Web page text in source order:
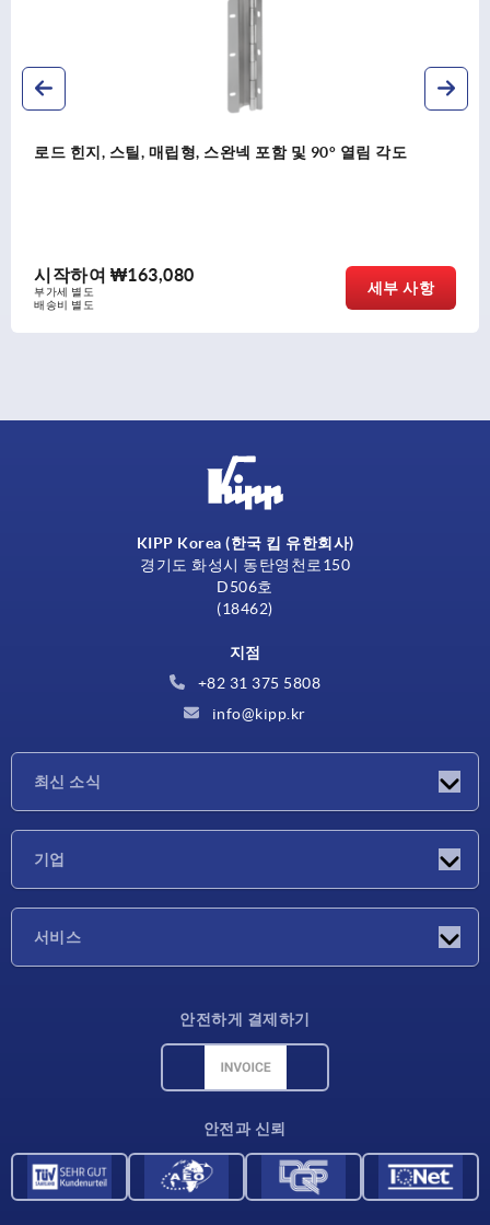
힌지, 스테인리스 스틸 1.4305, 광택 처리, 각진형, 고
시작하여₩50,900
KIPP Korea (한국 킵 유한회사)
경기도 화성시 동탄영천로150
D506호
(18462)
지점
+82 31 375 5808
info@kipp.kr
최신 소식
기업
서비스
안전하게 결제하기
안전과 신뢰